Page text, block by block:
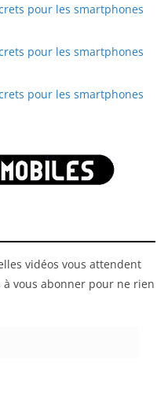
pour les smartphones
pour les smartphones
pour les smartphones
vidéos vous attendent
vous abonner pour ne rien